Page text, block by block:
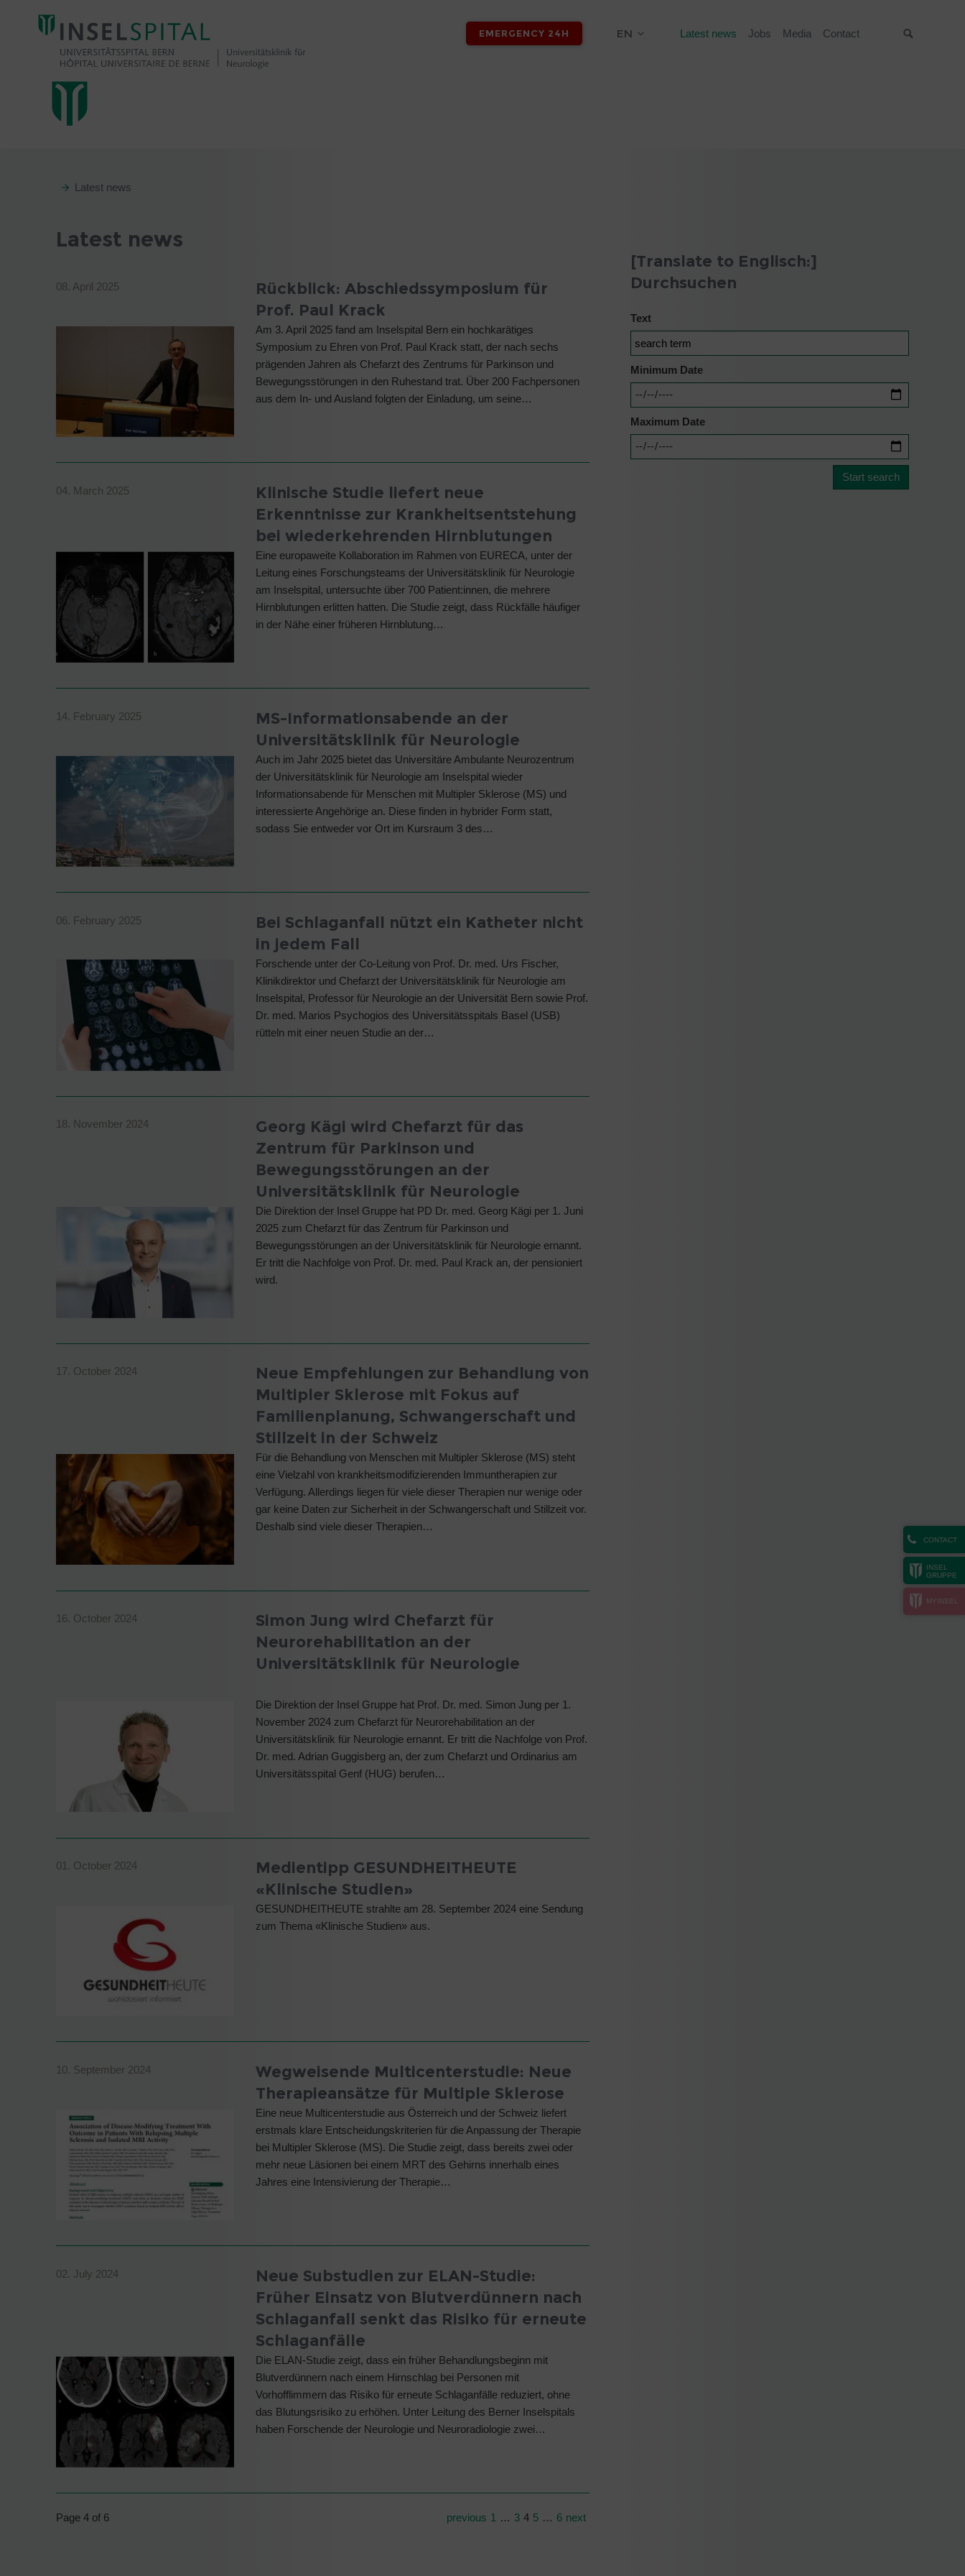
EMERGENCY 24H EN Latest news Jobs Media Contact
CONTACT
INSEL
GRUPPE
MYINSEL
Latest news
Latest news
08. April 2025
Rückblick: Abschiedssymposium für
Prof. Paul Krack
Am 3. April 2025 fand am Inselspital Bern ein hochkarätiges
Symposium zu Ehren von Prof. Paul Krack statt, der nach sechs
prägenden Jahren als Chefarzt des Zentrums für Parkinson und
Bewegungsstörungen in den Ruhestand trat. Über 200 Fachpersonen
aus dem In- und Ausland folgten der Einladung, um seine…
04. March 2025
Klinische Studie liefert neue
Erkenntnisse zur Krankheitsentstehung
bei wiederkehrenden Hirnblutungen
Eine europaweite Kollaboration im Rahmen von EURECA, unter der
Leitung eines Forschungsteams der Universitätsklinik für Neurologie
am Inselspital, untersuchte über 700 Patient:innen, die mehrere
Hirnblutungen erlitten hatten. Die Studie zeigt, dass Rückfälle häufiger
in der Nähe einer früheren Hirnblutung…
14. February 2025
MS-Informationsabende an der
Universitätsklinik für Neurologie
Auch im Jahr 2025 bietet das Universitäre Ambulante Neurozentrum
der Universitätsklinik für Neurologie am Inselspital wieder
Informationsabende für Menschen mit Multipler Sklerose (MS) und
interessierte Angehörige an. Diese finden in hybrider Form statt,
sodass Sie entweder vor Ort im Kursraum 3 des…
06. February 2025
Bei Schlaganfall nützt ein Katheter nicht
in jedem Fall
Forschende unter der Co-Leitung von Prof. Dr. med. Urs Fischer,
Klinikdirektor und Chefarzt der Universitätsklinik für Neurologie am
Inselspital, Professor für Neurologie an der Universität Bern sowie Prof.
Dr. med. Marios Psychogios des Universitätsspitals Basel (USB)
rütteln mit einer neuen Studie an der…
18. November 2024
Georg Kägi wird Chefarzt für das
Zentrum für Parkinson und
Bewegungsstörungen an der
Universitätsklinik für Neurologie
Die Direktion der Insel Gruppe hat PD Dr. med. Georg Kägi per 1. Juni
2025 zum Chefarzt für das Zentrum für Parkinson und
Bewegungsstörungen an der Universitätsklinik für Neurologie ernannt.
Er tritt die Nachfolge von Prof. Dr. med. Paul Krack an, der pensioniert
wird.
17. October 2024
Neue Empfehlungen zur Behandlung von
Multipler Sklerose mit Fokus auf
Familienplanung, Schwangerschaft und
Stillzeit in der Schweiz
Für die Behandlung von Menschen mit Multipler Sklerose (MS) steht
eine Vielzahl von krankheitsmodifizierenden Immuntherapien zur
Verfügung. Allerdings liegen für viele dieser Therapien nur wenige oder
gar keine Daten zur Sicherheit in der Schwangerschaft und Stillzeit vor.
Deshalb sind viele dieser Therapien…
16. October 2024
Simon Jung wird Chefarzt für
Neurorehabilitation an der
Universitätsklinik für Neurologie
Die Direktion der Insel Gruppe hat Prof. Dr. med. Simon Jung per 1.
November 2024 zum Chefarzt für Neurorehabilitation an der
Universitätsklinik für Neurologie ernannt. Er tritt die Nachfolge von Prof.
Dr. med. Adrian Guggisberg an, der zum Chefarzt und Ordinarius am
Universitätsspital Genf (HUG) berufen…
01. October 2024
Medientipp GESUNDHEITHEUTE
«Klinische Studien»
GESUNDHEITHEUTE strahlte am 28. September 2024 eine Sendung
zum Thema «Klinische Studien» aus.
10. September 2024
Wegweisende Multicenterstudie: Neue
Therapieansätze für Multiple Sklerose
Eine neue Multicenterstudie aus Österreich und der Schweiz liefert
erstmals klare Entscheidungskriterien für die Anpassung der Therapie
bei Multipler Sklerose (MS). Die Studie zeigt, dass bereits zwei oder
mehr neue Läsionen bei einem MRT des Gehirns innerhalb eines
Jahres eine Intensivierung der Therapie…
02. July 2024
Neue Substudien zur ELAN-Studie:
Früher Einsatz von Blutverdünnern nach
Schlaganfall senkt das Risiko für erneute
Schlaganfälle
Die ELAN-Studie zeigt, dass ein früher Behandlungsbeginn mit
Blutverdünnern nach einem Hirnschlag bei Personen mit
Vorhofflimmern das Risiko für erneute Schlaganfälle reduziert, ohne
das Blutungsrisiko zu erhöhen. Unter Leitung des Berner Inselspitals
haben Forschende der Neurologie und Neuroradiologie zwei…
Page 4 of 6 previous 1 … 3 4 5 … 6 next
[Translate to Englisch:]
Durchsuchen
Text
Minimum Date
Maximum Date